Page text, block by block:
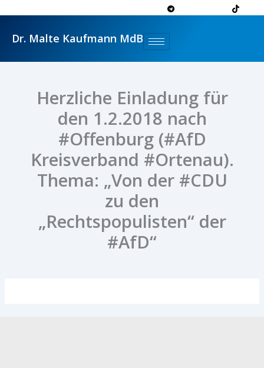
springen
Dr. Malte Kaufmann MdB
Herzliche Einladung für
den 1.2.2018 nach
#Offenburg (#AfD
Kreisverband #Ortenau).
Thema: „Von der #CDU
zu den
„Rechtspopulisten“ der
#AfD“